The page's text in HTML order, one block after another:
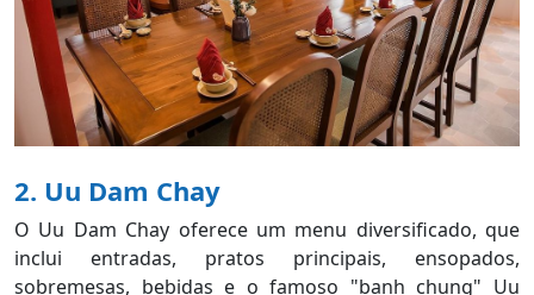
2. Uu Dam Chay
O Uu Dam Chay oferece um menu diversificado, que
inclui entradas, pratos principais, ensopados,
sobremesas, bebidas e o famoso "banh chung" Uu